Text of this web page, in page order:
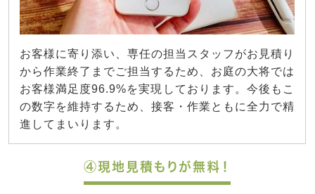
お客様に寄り添い、専任の担当スタッフがお見積り
から作業終了までご担当するため、お庭の大将では
お客様満足度96.9%を実現しております。今後もこ
の数字を維持するため、接客・作業ともに全力で精
進してまいります。
④現地見積もりが無料！